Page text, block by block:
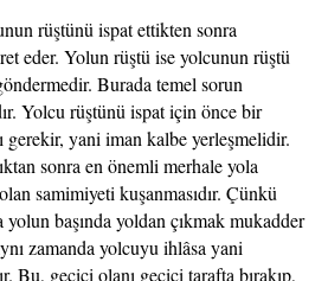
rüştünü ispat ettikten sonra
eder. Yolun rüştü ise yolcunun rüştü
Burada temel sorun
Yolcu rüştünü ispat için önce bir
gerekir, yani iman kalbe yerleşmelidir.
sonra en önemli merhale yola
samimiyeti kuşanmasıdır. Çünkü
başında yoldan çıkmak mukadder
zamanda yolcuyu ihlâsa yani
Bu, geçici olanı geçici tarafta bırakıp,